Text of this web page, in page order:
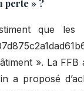
perte » ?
que
». La
a proposé